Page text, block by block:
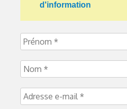
d'information